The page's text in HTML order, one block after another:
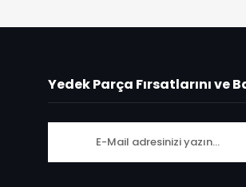
Yedek Parça Fırsatlarını ve